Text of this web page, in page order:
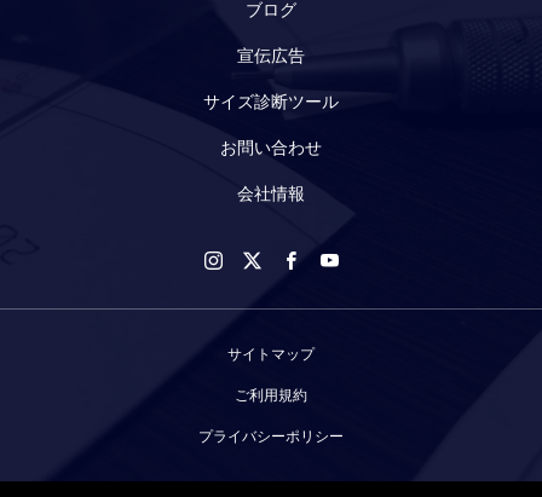
ブログ
宣伝広告
サイズ診断ツール
お問い合わせ
会社情報
サイトマップ
ご利用規約
プライバシーポリシー